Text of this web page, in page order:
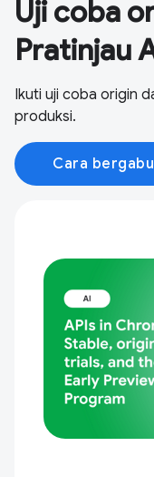
Uji coba
Pratinjau
Ikuti uji coba origin
produksi.
Cara